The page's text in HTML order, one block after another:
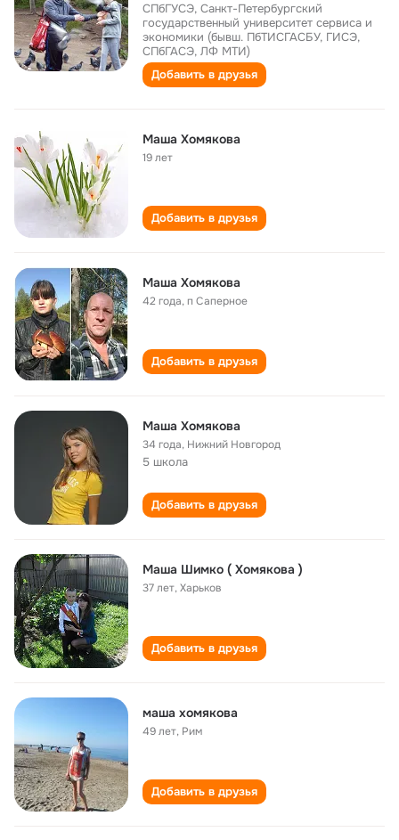
СПбГУСЭ, Санкт-Петербургский
государственный университет сервиса и
экономики (бывш. ПбТИСГАСБУ, ГИСЭ,
СПбГАСЭ, ЛФ МТИ)
Добавить в друзья
Маша Хомякова
19 лет
Добавить в друзья
Маша Хомякова
42 года,п Саперное
Добавить в друзья
Маша Хомякова
34 года, Нижний Новгород
5 школа
Добавить в друзья
Маша Шимко ( Хомякова )
37 лет,Харьков
Добавить в друзья
маша хомякова
49 лет, Рим
Добавить в друзья